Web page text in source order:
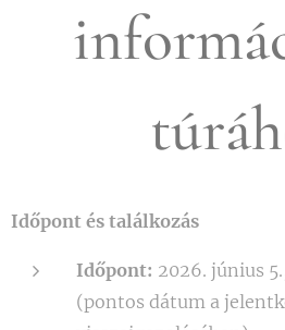
Időpont és találkozás
Időpont: 2026. június
(pontos dátum a